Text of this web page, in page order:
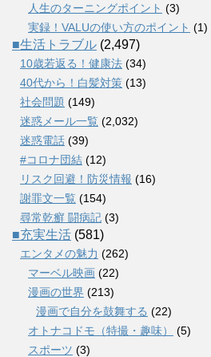
人生のターニングポイント (3)
実録！VALUの使い方のポイント (1)
■生活トラブル (2,497)
10歳若返る！健康法 (34)
40代から！白髪対策 (13)
社会問題 (149)
迷惑メール一覧 (2,032)
迷惑電話 (39)
#コロナ団結 (12)
リスク回避！防災情報 (16)
謝罪文一覧 (154)
尋常乾癬 闘病記 (3)
■充実生活 (581)
エンタメの魅力 (262)
マーベル映画 (22)
漫画の世界 (213)
漫画で自分を鼓舞する (22)
オトナコドモ（特撮・趣味）
(5)
スポーツ (3)